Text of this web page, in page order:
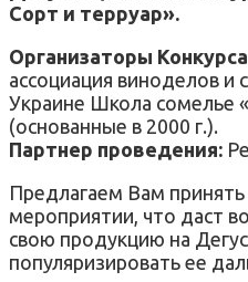
Сорт и терруар».
Организаторы
ассоциация виноделов и
Украине Школа сомелье
(основанные в 2000 г.).
Партнер проведения:
Предлагаем Вам
мероприятии, что даст
свою продукцию на
популяризировать ее